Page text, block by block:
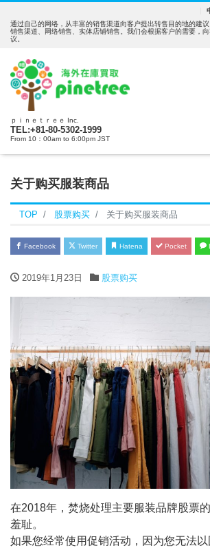
通过自己的网络，从丰富的销售渠道向客户提出转售目的地的建
销售渠道、网络销售、实体店铺销售。我们会根据客户的需要，
议。
ｐｉｎｅｔｒｅｅ Inc.
TEL:+81-80-5302-1999
From 10：00am to 6:00pm JST
关于购买服装商品
TOP 股票购买 关于购买服装商品
Facebook Twitter Hatena Pocket
2019年1月23日 股票购买
在2018年，焚烧处理主要服装品牌股票
羞耻。
如果您经常使用促销活动，因为您无法